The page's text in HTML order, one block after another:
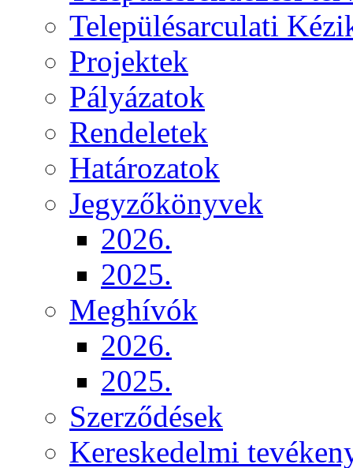
Településarculati
Projektek
Pályázatok
Rendeletek
Határozatok
Jegyzőkönyvek
2026.
2025.
Meghívók
2026.
2025.
Szerződések
Kereskedelmi